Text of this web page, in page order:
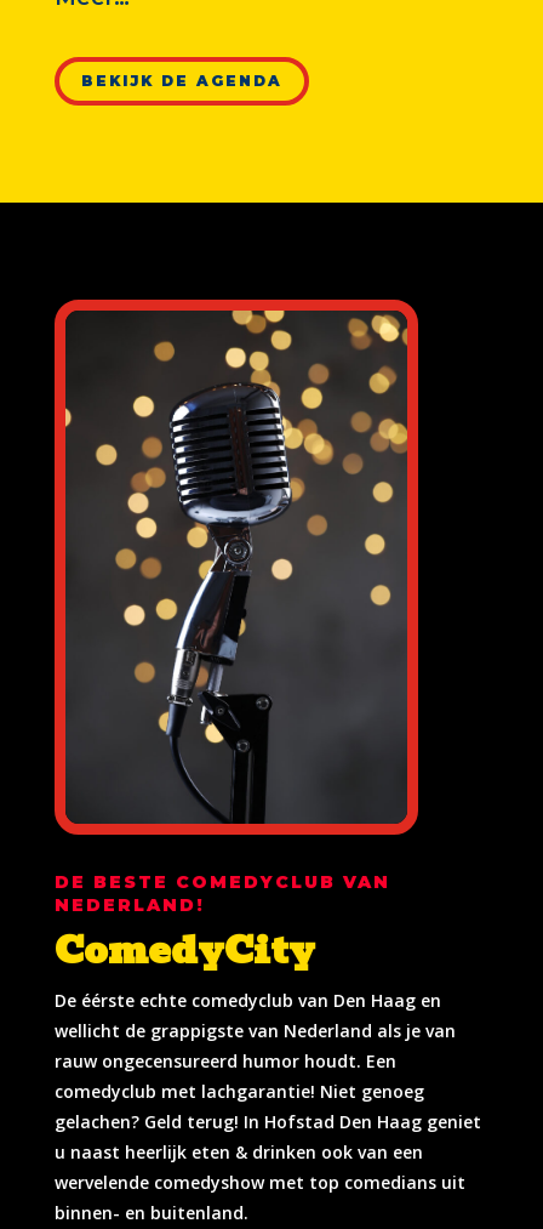
BEKIJK DE AGENDA
DE BESTE COMEDYCLUB VAN
NEDERLAND!
ComedyCity
De éérste echte comedyclub van Den Haag en
wellicht de grappigste van Nederland als je van
rauw ongecensureerd humor houdt. Een
comedyclub met lachgarantie! Niet genoeg
gelachen? Geld terug! In Hofstad Den Haag geniet
u naast heerlijk eten & drinken ook van een
wervelende comedyshow met top comedians uit
binnen- en buitenland.